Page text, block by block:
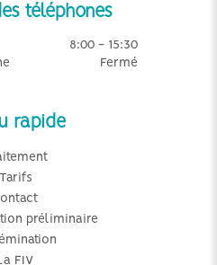
téléphones
8:00 - 15:30
Fermé
rapide
Tarifs
préliminaire
FIV